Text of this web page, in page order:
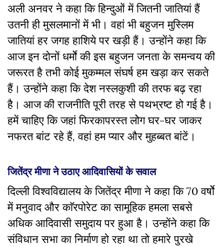
अली अनवर ने कहा कि हिन्दुओं में जितनी जातियां हैं
उतनी ही मुसलमानों में भी। वहां भी बहुजन मुस्लिम
जातियां हर जगह हाशिये पर खड़ी हैं। उन्होंने कहा कि
आज इन दोनों धर्मोे की इस बहुजन जनता के समन्वय की
जरूरत है तभी कोई मुकम्मल संघर्ष हम खड़ा कर सकते
हैं। उन्होंने कहा कि देश नस्लकुशी की तरफ बढ़ रहा
है। आज की राजनीति पूरी तरह से पथभ्रष्ट हो गई है।
हमें चाहिए कि जहां फिरकापरस्त लोेग घर-घर जाकर
नफरत बांट रहे हैं, वहां हम प्यार और मुहब्बत बांटें।
जितेंद्र मीणा ने उठाए आदिवासियों के सवाल
दिल्ली विश्वविद्यालय के जितेंद्र मीणा ने कहा कि 70 वर्षोे
में मनुवाद और काॅरपोरेट का सामूहिक हमला सबसे
अधिक आदिवासी समुदाय पर हुआ है। उन्होंने कहा कि
संविधान सभा का निर्माण हो रहा था तो हमारे पुरखे